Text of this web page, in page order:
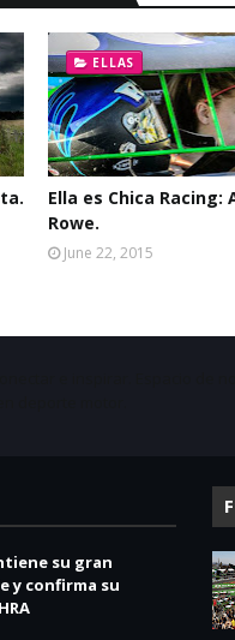
ELLAS
Ella es Chica Racing:
Rowe.
June 22, 2015
su gran
y confirma su